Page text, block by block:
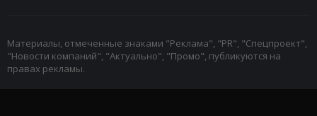
Материалы, отмеченные знаками "Реклама", "PR", "Спецпроект",
"Новости компаний", "Актуально", "Промо", публикуются на
правах рекламы.